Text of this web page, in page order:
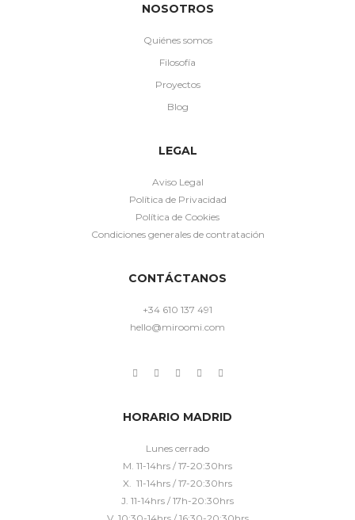
NOSOTROS
Quiénes somos
Filosofía
Proyectos
Blog
LEGAL
Aviso Legal
Política de Privacidad
Política de Cookies
Condiciones generales de contratación
CONTÁCTANOS
+34 610 137 491
hello@miroomi.com
HORARIO MADRID
Lunes cerrado
M. 11-14hrs / 17-20:30hrs
X. 11-14hrs / 17-20:30hrs
J. 11-14hrs / 17h-20:30hrs
V. 10:30-14hrs / 16:30-20:30hrs